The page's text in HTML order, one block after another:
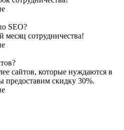
SEO?
сотрудничества!
сайтов, которые нуждаются в
скидку 30%.